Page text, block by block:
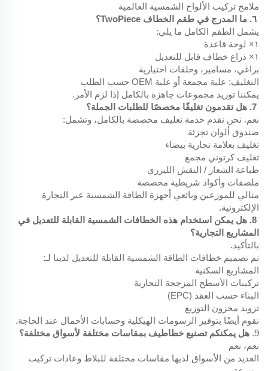
ملامح تركيب الألواح الشمسية العالمية
٦. ما المدرج في طقم الخطاف TwoPiece؟
يشمل الطقم الكامل ما يلي:
١× لوحة قاعدة
١× ذراع خطاف قابل للتعديل
براغي، مسامير، وحلقات اختيارية
التغليف: علبة مجمعة أو علبة OEM حسب الطلب
يمكننا توريد مجموعات جاهزة بالكامل إذا لزم الأمر.
7. هل تقدمون تغليفًا مخصصًا للطلبات الجملة؟
نعم. نحن نقدم خدمة تغليف مخصصة بالكامل، وتشمل:
صندوق ألوان تجزئة
تغليف بعلامة تجارية بيضاء
تغليف كرتوني مجمع
طباعة الشعار / النقش الليزري
ملصقات وأكواد شريطية مخصصة
مثالي للموزعين وبائعي أجهزة الطاقة الشمسية عبر التجارة
الإلكترونية.
8. هل يمكن استخدام هذه الخطافات الشمسية القابلة للتعديل في
المشاريع التجارية؟
بالتأكيد.
تم تصميم خطافات الطاقة الشمسية القابلة للتعديل لدينا لـ:
المشاريع السكنية
تركيبات الأسطح المزججة التجارية
البناء حسب العقد (EPC)
تزويد مخزون التوزيع
نقوم أيضًا بتوفير الرسومات الهيكلية وحسابات الأحمال عند الحاجة.
9. هل يمكنكم تصنيع خطاطيف بمقاسات مختلفة لأسواق مختلفة؟
نعم، نعم
العديد من الأسواق لديها مقاسات مختلفة للبلاط وعادات تركيب